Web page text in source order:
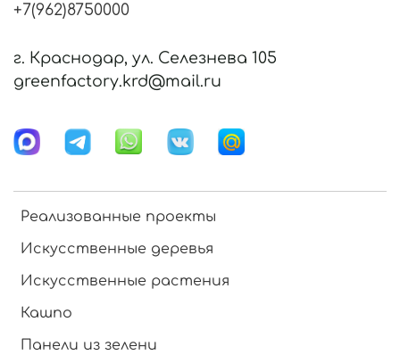
Реализованные проекты
Искусственные деревья
Искусственные растения
Кашпо
Панели из зелени
+7(962)8750000
г. Краснодар, ул. Селезнева 105
greenfactory.krd@mail.ru